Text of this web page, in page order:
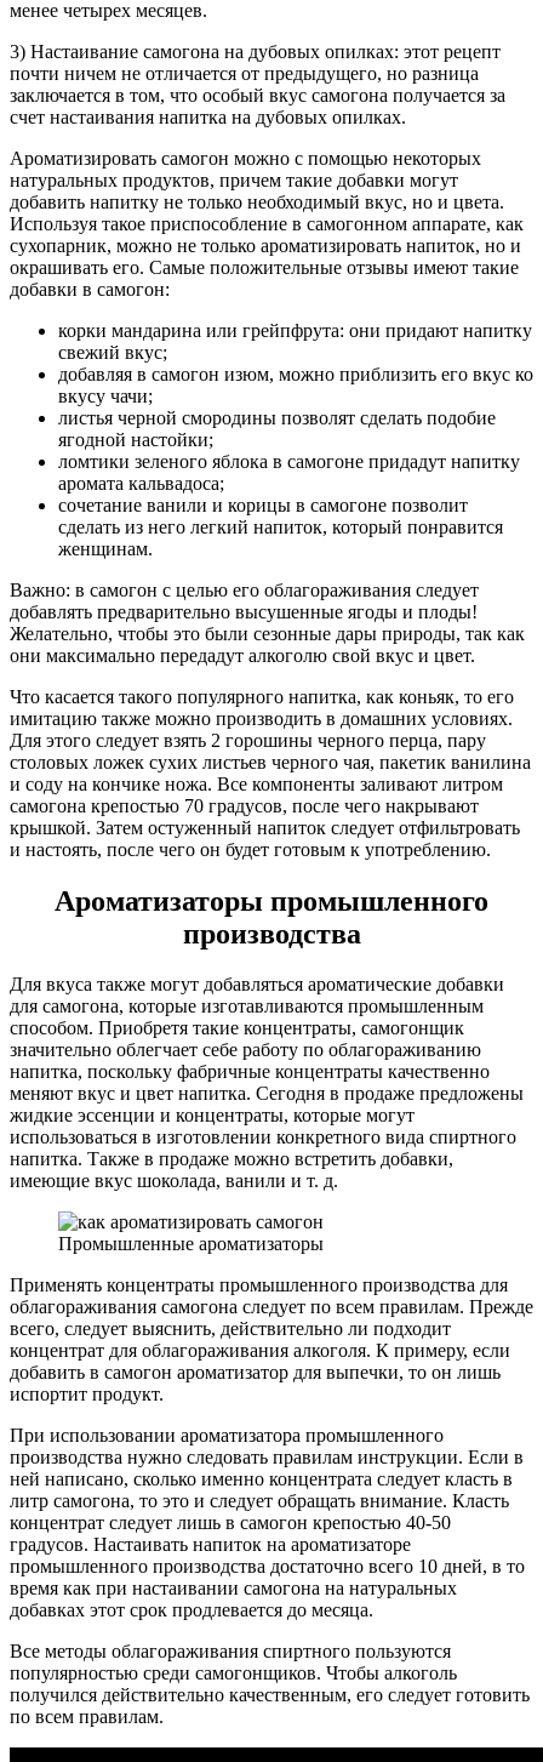
менее четырех месяцев.
3) Настаивание самогона на дубовых опилках: этот рецепт
почти ничем не отличается от предыдущего, но разница
заключается в том, что особый вкус самогона получается за
счет настаивания напитка на дубовых опилках.
Ароматизировать самогон можно с помощью некоторых
натуральных продуктов, причем такие добавки могут
добавить напитку не только необходимый вкус, но и цвета.
Используя такое приспособление в самогонном аппарате, как
сухопарник, можно не только ароматизировать напиток, но и
окрашивать его. Самые положительные отзывы имеют такие
добавки в самогон:
корки мандарина или грейпфрута: они придают напитку
свежий вкус;
добавляя в самогон изюм, можно приблизить его вкус ко
вкусу чачи;
листья черной смородины позволят сделать подобие
ягодной настойки;
ломтики зеленого яблока в самогоне придадут напитку
аромата кальвадоса;
сочетание ванили и корицы в самогоне позволит
сделать из него легкий напиток, который понравится
женщинам.
Важно: в самогон с целью его облагораживания следует
добавлять предварительно высушенные ягоды и плоды!
Желательно, чтобы это были сезонные дары природы, так как
они максимально передадут алкоголю свой вкус и цвет.
Что касается такого популярного напитка, как коньяк, то его
имитацию также можно производить в домашних условиях.
Для этого следует взять 2 горошины черного перца, пару
столовых ложек сухих листьев черного чая, пакетик ванилина
и соду на кончике ножа. Все компоненты заливают литром
самогона крепостью 70 градусов, после чего накрывают
крышкой. Затем остуженный напиток следует отфильтровать
и настоять, после чего он будет готовым к употреблению.
Ароматизаторы промышленного
производства
Для вкуса также могут добавляться ароматические добавки
для самогона, которые изготавливаются промышленным
способом. Приобретя такие концентраты, самогонщик
значительно облегчает себе работу по облагораживанию
напитка, поскольку фабричные концентраты качественно
меняют вкус и цвет напитка. Сегодня в продаже предложены
жидкие эссенции и концентраты, которые могут
использоваться в изготовлении конкретного вида спиртного
напитка. Также в продаже можно встретить добавки,
имеющие вкус шоколада, ванили и т. д.
Промышленные ароматизаторы
Применять концентраты промышленного производства для
облагораживания самогона следует по всем правилам. Прежде
всего, следует выяснить, действительно ли подходит
концентрат для облагораживания алкоголя. К примеру, если
добавить в самогон ароматизатор для выпечки, то он лишь
испортит продукт.
При использовании ароматизатора промышленного
производства нужно следовать правилам инструкции. Если в
ней написано, сколько именно концентрата следует класть в
литр самогона, то это и следует обращать внимание. Класть
концентрат следует лишь в самогон крепостью 40-50
градусов. Настаивать напиток на ароматизаторе
промышленного производства достаточно всего 10 дней, в то
время как при настаивании самогона на натуральных
добавках этот срок продлевается до месяца.
Все методы облагораживания спиртного пользуются
популярностью среди самогонщиков. Чтобы алкоголь
получился действительно качественным, его следует готовить
по всем правилам.